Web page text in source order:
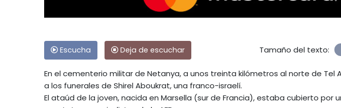
Escucha Deja de escuchar Tamaño del texto:
En el cementerio militar de Netanya, a unos treinta kilómetros al norte de Tel
a los funerales de Shirel Aboukrat, una franco-israelí.
El ataúd de la joven, nacida en Marsella (sur de Francia), estaba cubierto por